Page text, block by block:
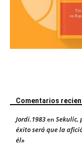
Comentarios
Jordi.1983en Sekulic,
éxito será que la
él»